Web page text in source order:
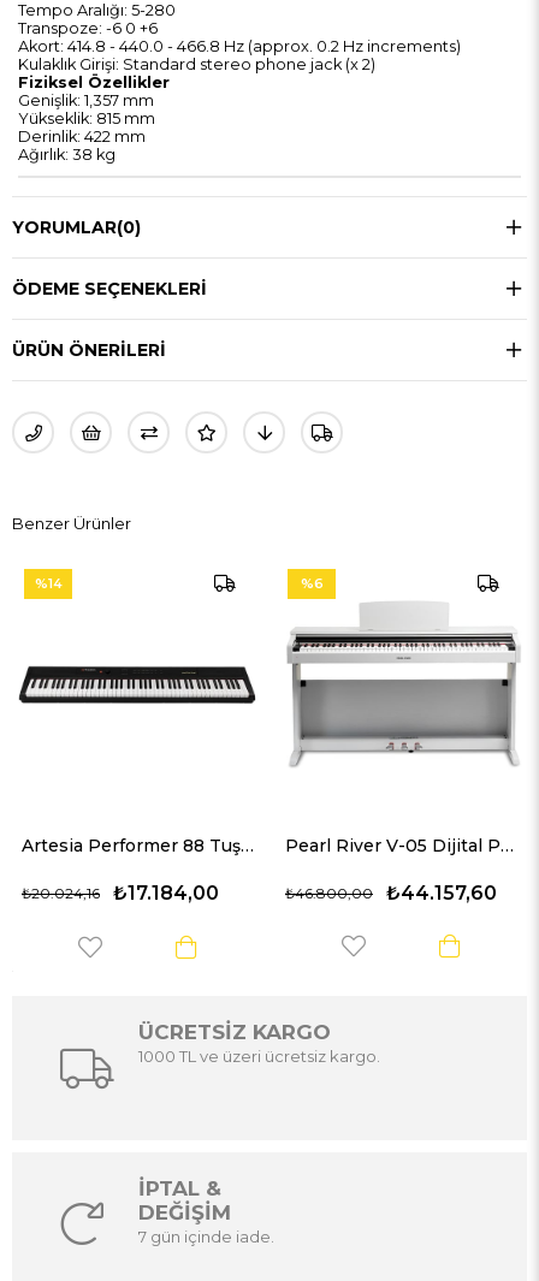
Tempo Aralığı: 5-280
Transpoze: -6 0 +6
Akort: 414.8 - 440.0 - 466.8 Hz (approx. 0.2 Hz increments)
Kulaklık Girişi: Standard stereo phone jack (x 2)
Fiziksel Özellikler
Genişlik: 1,357 mm
Yükseklik: 815 mm
Derinlik: 422 mm
Ağırlık: 38 kg
YORUMLAR(0)
ÖDEME SEÇENEKLERI
ÜRÜN ÖNERILERI
Benzer Ürünler
Artesia Performer 88 Tuşlu Taşınabilir Siyah Dijital Piyano Pearl River V-05 Dijital Piyano (Beyaz)
₺44.157,60
₺46.800,00 ₺46.800,00
ÜCRETSİZ KARGO
1000 TL ve üzeri ücretsiz kargo.
İPTAL &
DEĞİŞİM
7 gün içinde iade.